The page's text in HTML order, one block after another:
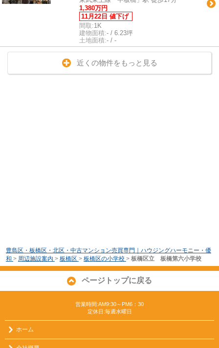
1,380万円
11月22日 値下げ
間取:1K
建物面積:- / 6.23坪
土地面積:- / -
近くの物件をもっと見る
豊島区・板橋区・北区・中古マンション売買専門｜ハウジングハーモニー・優
和 > 周辺施設案内 > 板橋区 > 板橋区の小学校 > 板橋区立 板橋第六小学校
ページトップに戻る
営業時間:AM9:30～PM6：30
定休日:毎週水曜日
ホーム